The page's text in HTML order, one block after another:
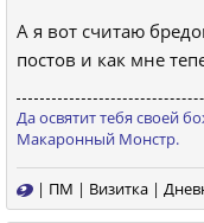
А я вот считаю
постов и как мне
Да освятит тебя своей
Макаронный Монстр.
| ПМ | Визитка |